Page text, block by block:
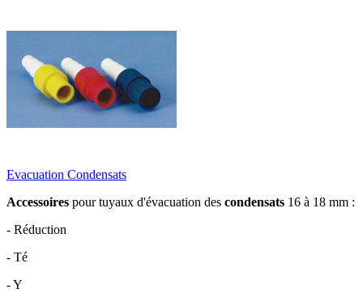
Evacuation Condensats
Accessoires pour tuyaux d'évacuation des condensats 16 à 18 mm :
- Réduction
- Té
- Y